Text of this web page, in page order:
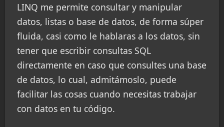
LINQ me permite consultar y manipular
datos, listas o base de datos, de forma súper
fluida, casi como le hablaras a los datos, sin
tener que escribir consultas SQL
directamente en caso que consultes una base
de datos, lo cual, admitámoslo, puede
facilitar las cosas cuando necesitas trabajar
con datos en tu código.